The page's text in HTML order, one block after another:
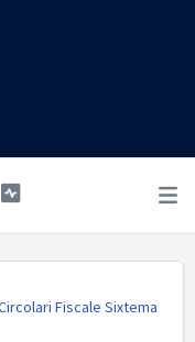
Fiscale Sixtema